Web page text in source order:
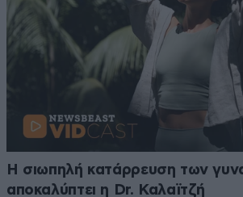
Η σιωπηλή κατάρρευση των
αποκαλύπτει η Dr. Καλαϊτζή